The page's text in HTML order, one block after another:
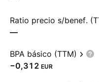
Ratio precio s/benef.
—
BPA básico (TTM)
−0,312 EUR